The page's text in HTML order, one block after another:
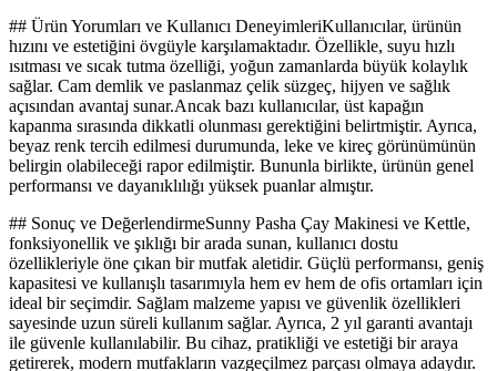
## Ürün Yorumları ve Kullanıcı DeneyimleriKullanıcılar, ürünün
hızını ve estetiğini övgüyle karşılamaktadır. Özellikle, suyu hızlı
ısıtması ve sıcak tutma özelliği, yoğun zamanlarda büyük kolaylık
sağlar. Cam demlik ve paslanmaz çelik süzgeç, hijyen ve sağlık
açısından avantaj sunar.Ancak bazı kullanıcılar, üst kapağın
kapanma sırasında dikkatli olunması gerektiğini belirtmiştir. Ayrıca,
beyaz renk tercih edilmesi durumunda, leke ve kireç görünümünün
belirgin olabileceği rapor edilmiştir. Bununla birlikte, ürünün genel
performansı ve dayanıklılığı yüksek puanlar almıştır.
## Sonuç ve DeğerlendirmeSunny Pasha Çay Makinesi ve Kettle,
fonksiyonellik ve şıklığı bir arada sunan, kullanıcı dostu
özellikleriyle öne çıkan bir mutfak aletidir. Güçlü performansı, geniş
kapasitesi ve kullanışlı tasarımıyla hem ev hem de ofis ortamları için
ideal bir seçimdir. Sağlam malzeme yapısı ve güvenlik özellikleri
sayesinde uzun süreli kullanım sağlar. Ayrıca, 2 yıl garanti avantajı
ile güvenle kullanılabilir. Bu cihaz, pratikliği ve estetiği bir araya
getirerek, modern mutfakların vazgeçilmez parçası olmaya adaydır.